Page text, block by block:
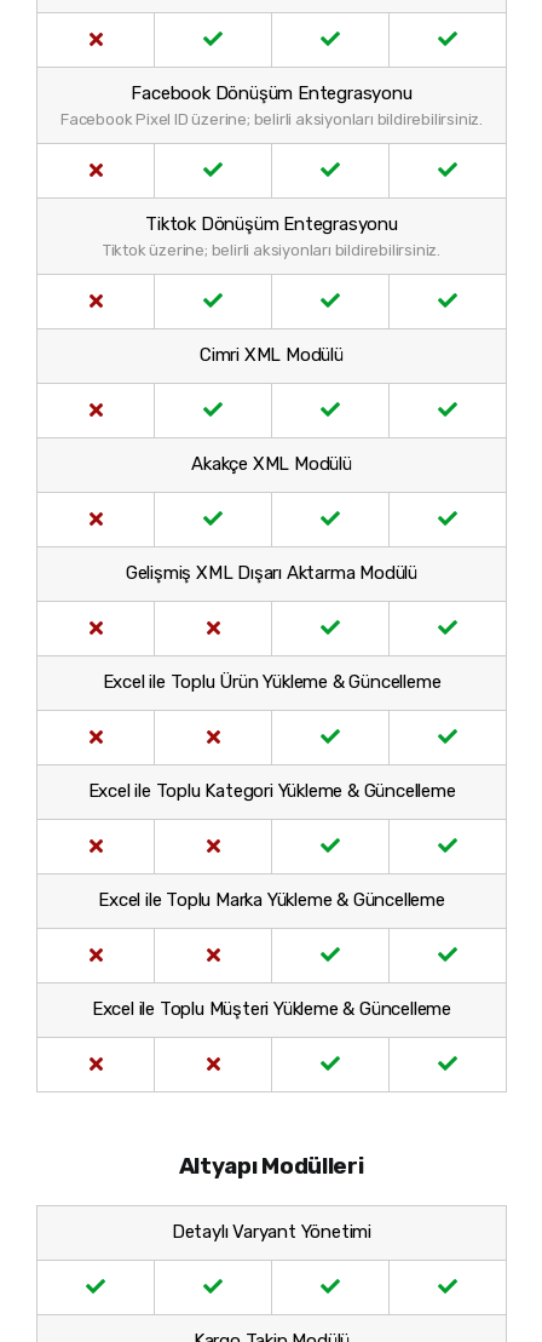
Facebook Dönüşüm Entegrasyonu
Facebook Pixel ID üzerine; belirli aksiyonları bildirebilirsiniz.
Tiktok Dönüşüm Entegrasyonu
Tiktok üzerine; belirli aksiyonları bildirebilirsiniz.
Cimri XML Modülü
Akakçe XML Modülü
Gelişmiş XML Dışarı Aktarma Modülü
Excel ile Toplu Ürün Yükleme & Güncelleme
Excel ile Toplu Kategori Yükleme & Güncelleme
Excel ile Toplu Marka Yükleme & Güncelleme
Excel ile Toplu Müşteri Yükleme & Güncelleme
Altyapı Modülleri
Detaylı Varyant Yönetimi